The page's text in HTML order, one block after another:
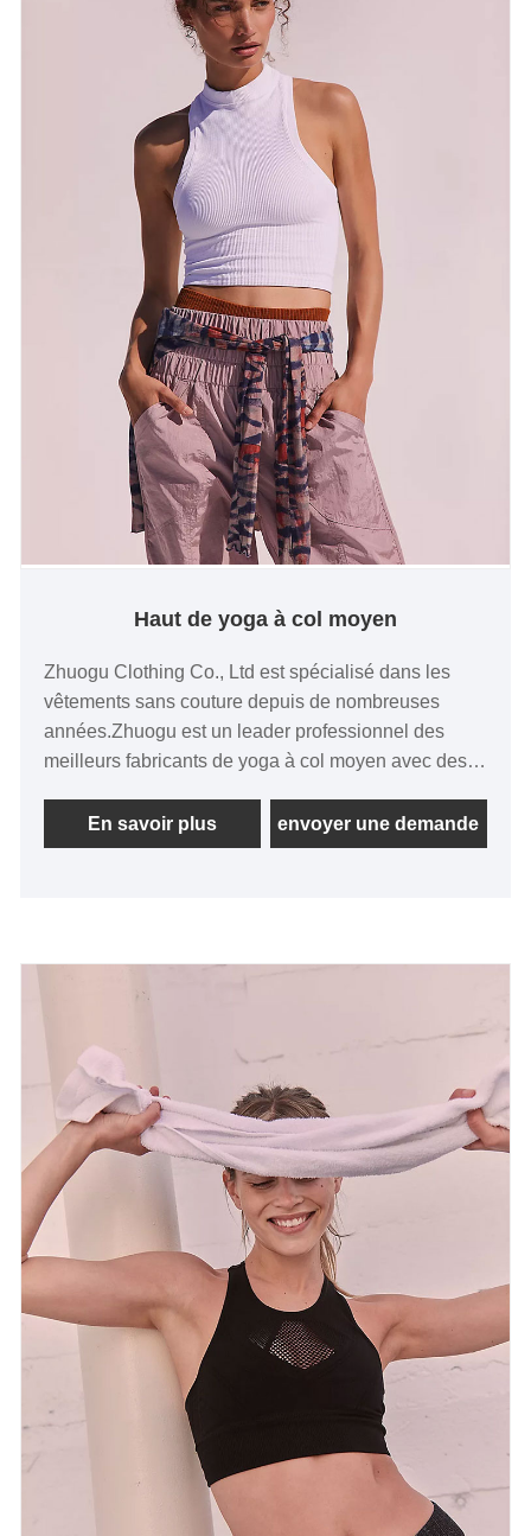
de la vie, de la vie, de la vie, de l'innovation, de la
vie, de la vie, de la vie, de la vie, de la vie, de la vie,
de la vie, de la vie, de la vie, de la vie, de la vie, de
la vie, de la vie, de viserons à la vie Guidance et
négociations commerciales.
Haut de yoga à col moyen
Zhuogu Clothing Co., Ltd est spécialisé dans les
vêtements sans couture depuis de nombreuses
années.Zhuogu est un leader professionnel des
meilleurs fabricants de yoga à col moyen avec des
toujours approfondir la réforme, le mécanisme
d'innovation, l'adaptation et le marché, le
négociations commerciales.
En savoir plus envoyer une demande